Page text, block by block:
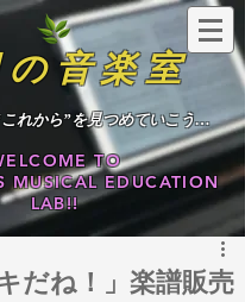
の音楽室
れから”を見つめていこう…
TO
MUSICAL EDUCATION
LAB!!
だね！」楽譜販売